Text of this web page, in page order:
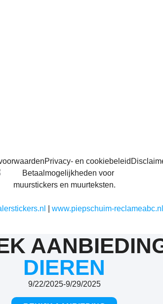
Privacy- en cookiebeleid
www.piepschuim-reclameabc.nl
DIEREN
9/22/2025-9/29/2025